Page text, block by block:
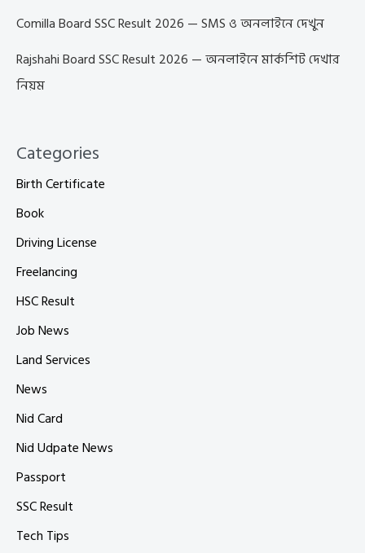
Comilla Board SSC Result 2026 — SMS ও অনলাইনে দেখুন
Rajshahi Board SSC Result 2026 — অনলাইনে মার্কশিট দেখার
নিয়ম
Categories
Birth Certificate
Book
Driving License
Freelancing
HSC Result
Job News
Land Services
News
Nid Card
Nid Udpate News
Passport
SSC Result
Tech Tips